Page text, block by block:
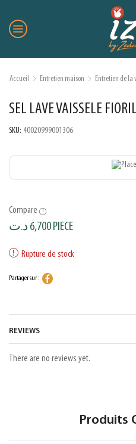
Accueil Entretien maison Entretien de la
SEL LAVE VAISSELE
SKU: 40020999001306
Compare
6,700د.ت PIECE
Rupture de stock
Partager sur :
REVIEWS
There are no reviews yet.
Produits